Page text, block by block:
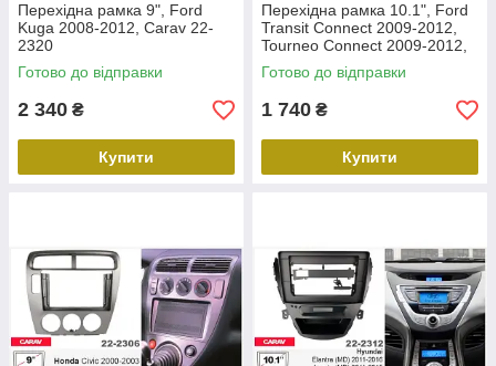
Перехідна рамка 9", Ford
Kuga 2008-2012, Carav 22-
2320
Готово до відправки
2 340 ₴
Купити
Перехідна рамка 10.1", Ford
Transit Connect 2009-2012,
Tourneo Connect 2009-2012,
Carav 22-2305
Готово до відправки
1 740 ₴
Купити